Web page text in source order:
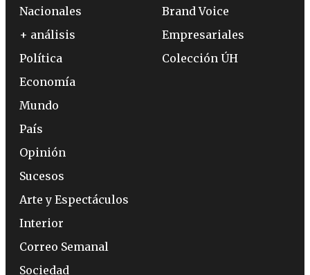
Nacionales
+ análisis
Política
Economía
Mundo
País
Opinión
Sucesos
Arte y Espectáculos
Interior
Correo Semanal
Sociedad
Brand Voice
Empresariales
Colección ÚH